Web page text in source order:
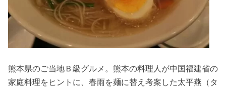
熊本県のご当地Ｂ級グルメ。熊本の料理人が中国福建省の
家庭料理をヒントに、春雨を麺に替え考案した太平燕（タ